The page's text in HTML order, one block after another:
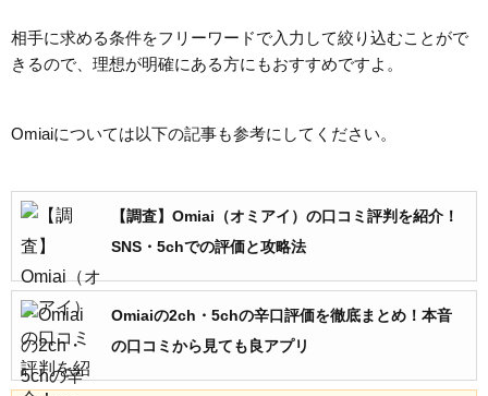
相手に求める条件をフリーワードで入力して絞り込むことがで
きるので、理想が明確にある方にもおすすめですよ。
Omiaiについては以下の記事も参考にしてください。
【調査】Omiai（オミアイ）の口コミ評判を紹介！
SNS・5chでの評価と攻略法
Omiaiの2ch・5chの辛口評価を徹底まとめ！本音
の口コミから見ても良アプリ